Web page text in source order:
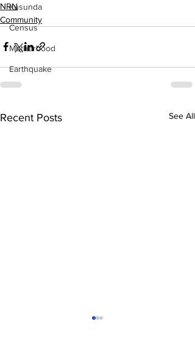
Kusunda
Census
Motherhood
Earthquake
NRN
Community
Recent Posts See All